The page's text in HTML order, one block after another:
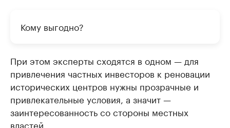
Кому выгодно?
При этом эксперты сходятся в одном — для
привлечения частных инвесторов к реновации
исторических центров нужны прозрачные и
привлекательные условия, а значит —
заинтересованность со стороны местных
властей.